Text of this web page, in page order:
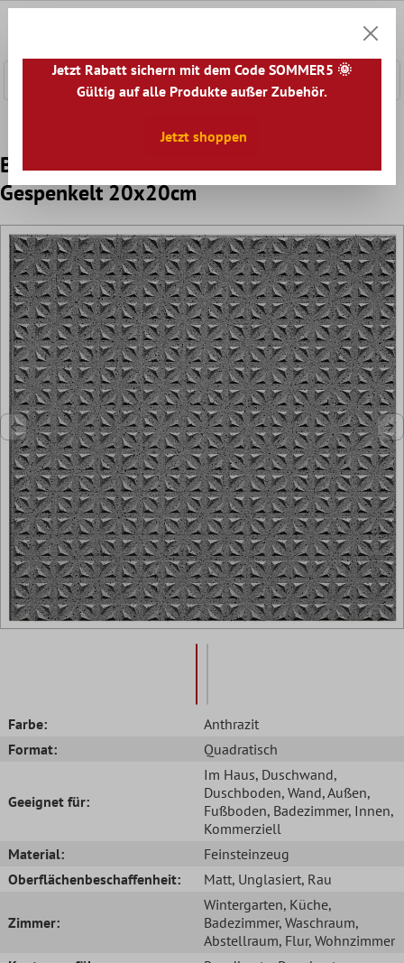
Bodenfliese Feinkorn R12/V4 Anthrazit
Gespenkelt 20x20cm
Farbe:
Anthrazit
Format:
Quadratisch
Geeignet für:
Im Haus, Duschwand,
Duschboden, Wand, Außen,
Fußboden, Badezimmer, Innen,
Kommerziell
Material:
Feinsteinzeug
Oberflächenbeschaffenheit:
Matt, Unglasiert, Rau
Zimmer:
Wintergarten, Küche,
Badezimmer, Waschraum,
Abstellraum, Flur, Wohnzimmer
Jetzt Rabatt sichern mit dem Code SOMMER5 🌞
Gültig auf alle Produkte außer Zubehör.
Jetzt shoppen